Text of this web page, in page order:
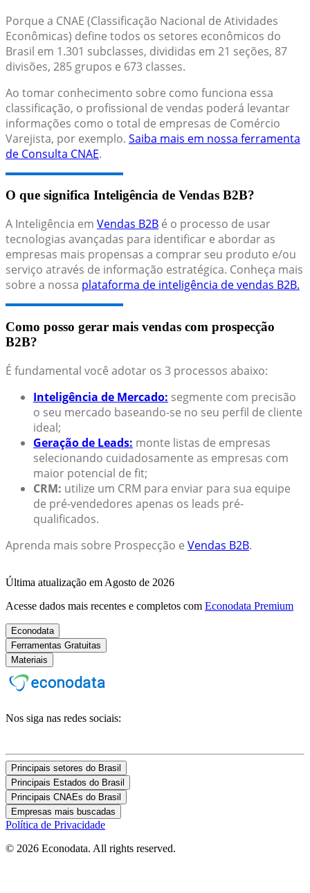
Porque a CNAE (Classificação Nacional de Atividades
Econômicas) define todos os setores econômicos do
Brasil em 1.301 subclasses, divididas em 21 seções, 87
divisões, 285 grupos e 673 classes.
Ao tomar conhecimento sobre como funciona essa
classificação, o profissional de vendas poderá levantar
informações como o total de empresas de Comércio
Varejista, por exemplo. Saiba mais em nossa ferramenta
de Consulta CNAE.
O que significa Inteligência de Vendas B2B?
A Inteligência em Vendas B2B é o processo de usar
tecnologias avançadas para identificar e abordar as
empresas mais propensas a comprar seu produto e/ou
serviço através de informação estratégica. Conheça mais
sobre a nossa plataforma de inteligência de vendas B2B.
Como posso gerar mais vendas com prospecção
B2B?
É fundamental você adotar os 3 processos abaixo:
Inteligência de Mercado: segmente com precisão
o seu mercado baseando-se no seu perfil de cliente
ideal;
Geração de Leads: monte listas de empresas
selecionando cuidadosamente as empresas com
maior potencial de fit;
CRM: utilize um CRM para enviar para sua equipe
de pré-vendedores apenas os leads pré-
qualificados.
Aprenda mais sobre Prospecção e Vendas B2B.
Última atualização em Agosto de 2026
Acesse dados mais recentes e completos com Econodata Premium
Econodata
Ferramentas Gratuitas
Materiais
Nos siga nas redes sociais:
Principais setores do Brasil
Principais Estados do Brasil
Principais CNAEs do Brasil
Empresas mais buscadas
Política de Privacidade
© 2026 Econodata. All rights reserved.